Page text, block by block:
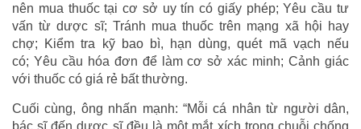
nên mua thuốc tại cơ sở uy tín có giấy phép; Yêu cầu tư
vấn từ dược sĩ; Tránh mua thuốc trên mạng xã hội hay
chợ; Kiểm tra kỹ bao bì, hạn dùng, quét mã vạch nếu
có; Yêu cầu hóa đơn để làm cơ sở xác minh; Cảnh giác
với thuốc có giá rẻ bất thường.
Cuối cùng, ông nhấn mạnh: “Mỗi cá nhân từ người dân,